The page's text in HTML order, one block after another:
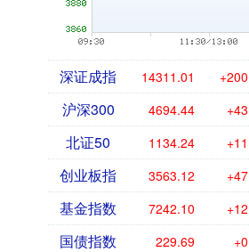
深证成指 14311.01
沪深300 4694.44
北证50 1134.24
创业板指 3563.12
基金指数 7242.10
国债指数 229.69